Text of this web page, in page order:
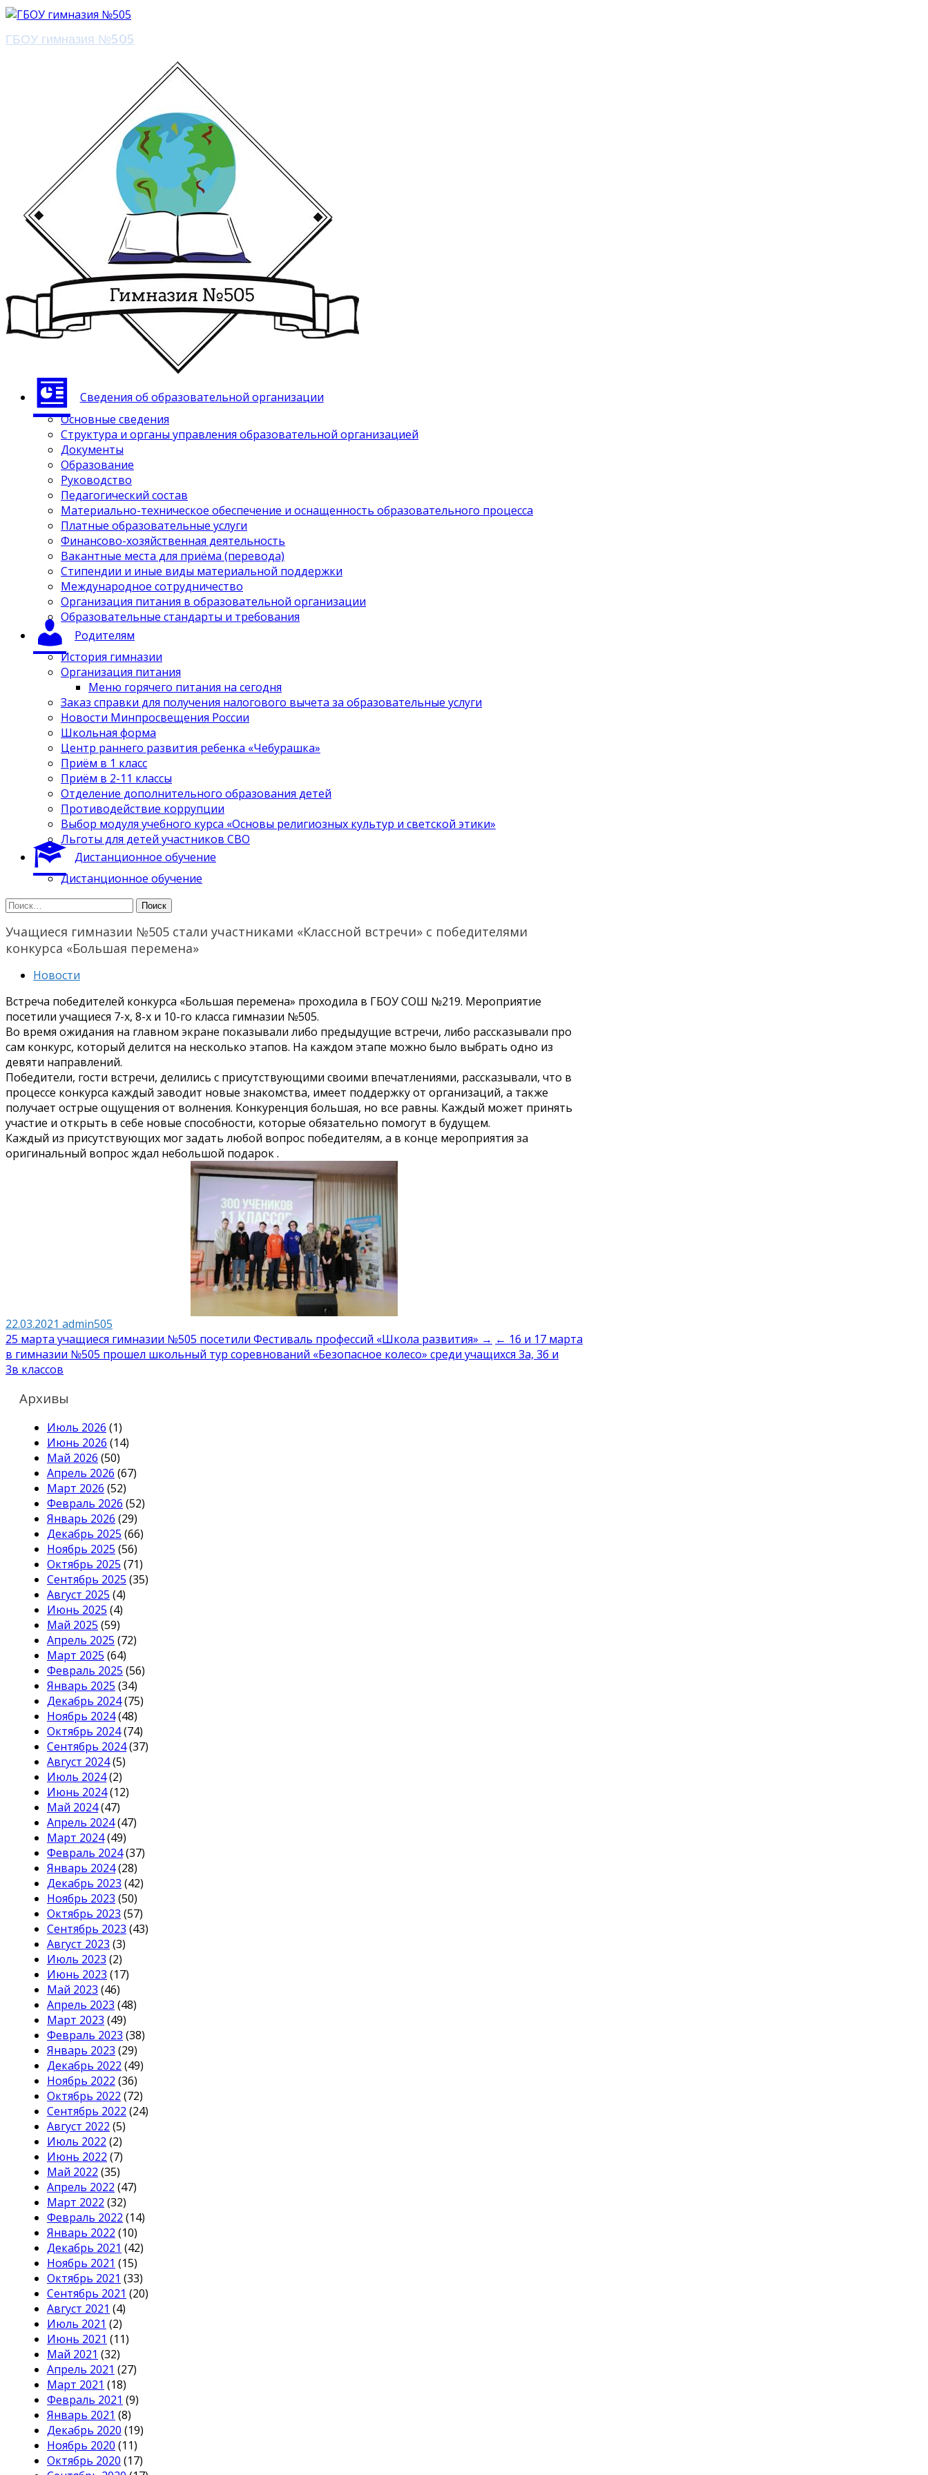
ГБОУ гимназия №505
Сведения об образовательной организации
Основные сведения
Структура и органы управления образовательной организацией
Документы
Образование
Руководство
Педагогический состав
Материально-техническое обеспечение и оснащенность образовательного процесса
Платные образовательные услуги
Финансово-хозяйственная деятельность
Вакантные места для приёма (перевода)
Стипендии и иные виды материальной поддержки
Международное сотрудничество
Организация питания в образовательной организации
Образовательные стандарты и требования
Родителям
История гимназии
Организация питания
Меню горячего питания на сегодня
Заказ справки для получения налогового вычета за образовательные услуги
Новости Минпросвещения России
Школьная форма
Центр раннего развития ребенка «Чебурашка»
Приём в 1 класс
Приём в 2-11 классы
Отделение дополнительного образования детей
Противодействие коррупции
Выбор модуля учебного курса «Основы религиозных культур и светской этики»
Льготы для детей участников СВО
Дистанционное обучение
Дистанционное обучение
Найти:
Учащиеся гимназии №505 стали участниками «Классной встречи» с победителями
конкурса «Большая перемена»
Новости
Встреча победителей конкурса «Большая перемена» проходила в ГБОУ СОШ №219. Мероприятие
посетили учащиеся 7-х, 8-х и 10-го класса гимназии №505.
Во время ожидания на главном экране показывали либо предыдущие встречи, либо рассказывали про
сам конкурс, который делится на несколько этапов. На каждом этапе можно было выбрать одно из
девяти направлений.
Победители, гости встречи, делились с присутствующими своими впечатлениями, рассказывали, что в
процессе конкурса каждый заводит новые знакомства, имеет поддержку от организаций, а также
получает острые ощущения от волнения. Конкуренция большая, но все равны. Каждый может принять
участие и открыть в себе новые способности, которые обязательно помогут в будущем.
Каждый из присутствующих мог задать любой вопрос победителям, а в конце мероприятия за
оригинальный вопрос ждал небольшой подарок .
22.03.2021 admin505
Навигация
по
записям
25 марта учащиеся гимназии №505 посетили Фестиваль профессий «Школа развития» → ← 16 и 17 марта
в гимназии №505 прошел школьный тур соревнований «Безопасное колесо» среди учащихся 3а, 3б и
3в классов
Архивы
Июль 2026 (1)
Июнь 2026 (14)
Май 2026 (50)
Апрель 2026 (67)
Март 2026 (52)
Февраль 2026 (52)
Январь 2026 (29)
Декабрь 2025 (66)
Ноябрь 2025 (56)
Октябрь 2025 (71)
Сентябрь 2025 (35)
Август 2025 (4)
Июнь 2025 (4)
Май 2025 (59)
Апрель 2025 (72)
Март 2025 (64)
Февраль 2025 (56)
Январь 2025 (34)
Декабрь 2024(75)
Ноябрь 2024(48)
Октябрь 2024(74)
Сентябрь 2024(37)
Август 2024(5)
Июль 2024(2)
Июнь 2024(12)
Май 2024(47)
Апрель 2024(47)
Март 2024(49)
Февраль 2024(37)
Январь 2024(28)
Декабрь 2023 (42)
Ноябрь 2023 (50)
Октябрь 2023 (57)
Сентябрь 2023 (43)
Август 2023 (3)
Июль 2023 (2)
Июнь 2023 (17)
Май 2023 (46)
Апрель 2023 (48)
Март 2023 (49)
Февраль 2023 (38)
Январь 2023 (29)
Декабрь 2022 (49)
Ноябрь 2022 (36)
Октябрь 2022 (72)
Сентябрь 2022 (24)
Август 2022 (5)
Июль 2022 (2)
Июнь 2022 (7)
Май 2022 (35)
Апрель 2022 (47)
Март 2022 (32)
Февраль 2022 (14)
Январь 2022 (10)
Декабрь 2021 (42)
Ноябрь 2021 (15)
Октябрь 2021 (33)
Сентябрь 2021 (20)
Август 2021 (4)
Июль 2021 (2)
Июнь 2021 (11)
Май 2021 (32)
Апрель 2021 (27)
Март 2021 (18)
Февраль 2021 (9)
Январь 2021 (8)
Декабрь 2020 (19)
Ноябрь 2020 (11)
Октябрь 2020 (17)